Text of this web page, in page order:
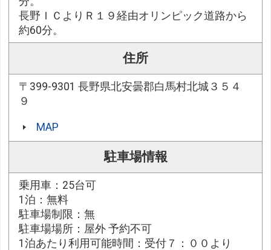
長野ＩＣよりＲ１９経由オリンピック道路から
約60分。
住所
〒399-9301 長野県北安曇郡白馬村北城３５４
９
MAP
駐車場情報
乗用車：25台可
1泊：無料
駐車場制限：無
駐車場場所：屋外 予約不可
1泊あたり利用可能時間：受付７：００より